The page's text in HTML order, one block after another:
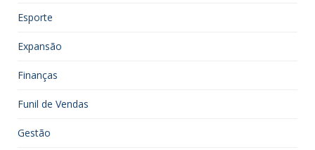
Esporte
Expansão
Finanças
Funil de Vendas
Gestão